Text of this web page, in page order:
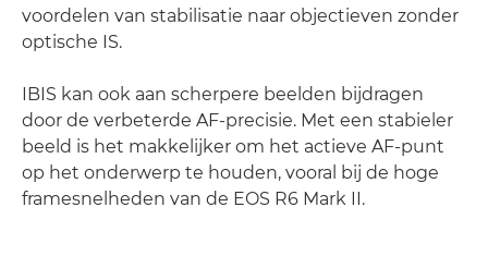
voordelen van stabilisatie naar objectieven zonder
optische IS.
IBIS kan ook aan scherpere beelden bijdragen
door de verbeterde AF-precisie. Met een stabieler
beeld is het makkelijker om het actieve AF-punt
op het onderwerp te houden, vooral bij de hoge
framesnelheden van de EOS R6 Mark II.